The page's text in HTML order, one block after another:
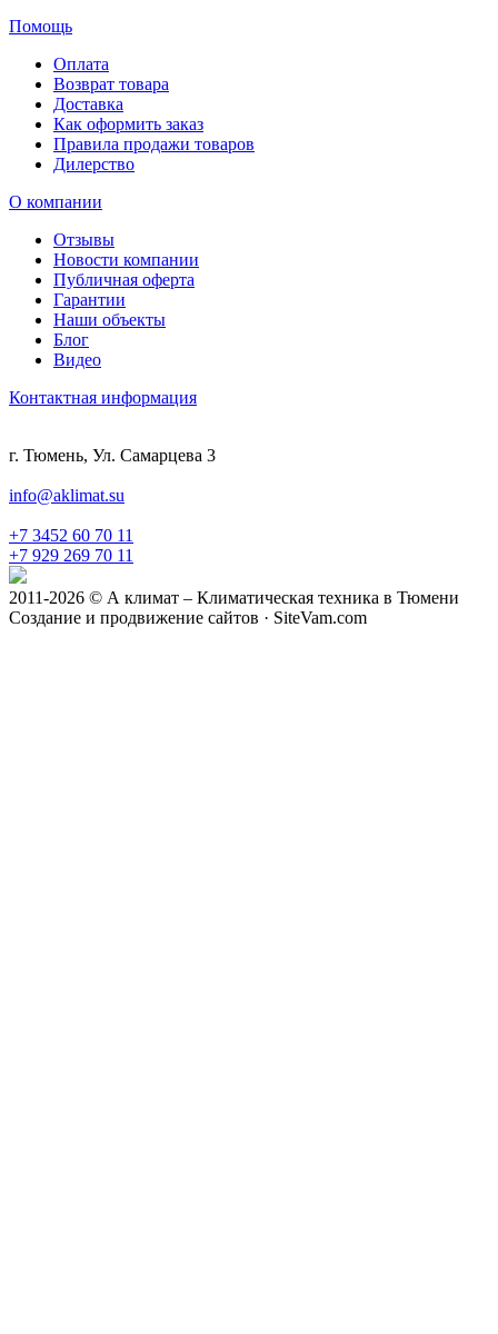
Помощь
Оплата
Возврат товара
Доставка
Как оформить заказ
Правила продажи товаров
Дилерство
О компании
Отзывы
Новости компании
Публичная оферта
Гарантии
Наши объекты
Блог
Видео
Контактная информация
г. Тюмень, Ул. Самарцева 3
info@aklimat.su
+7 3452 60 70 11
+7 929 269 70 11
2011-2026 © А климат – Климатическая техника в Тюмени
Создание и продвижение сайтов · SiteVam.com